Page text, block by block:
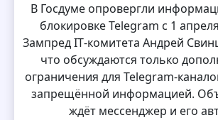
В Госдуме опровергли
блокировке Telegram с 1
Зампред IT‑комитета Андрей
что обсуждаются только
ограничения для
запрещённой информацией.
ждёт мессенджер и его